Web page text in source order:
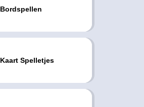
Bordspellen
Kaart Spelletjes